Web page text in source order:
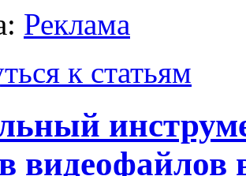
Реклама
к статьям
видеофайлов